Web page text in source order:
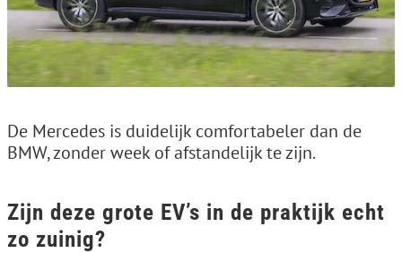
De Mercedes is duidelijk comfortabeler dan de
BMW, zonder week of afstandelijk te zijn.
Zijn deze grote EV’s in de praktijk echt
zo zuinig?